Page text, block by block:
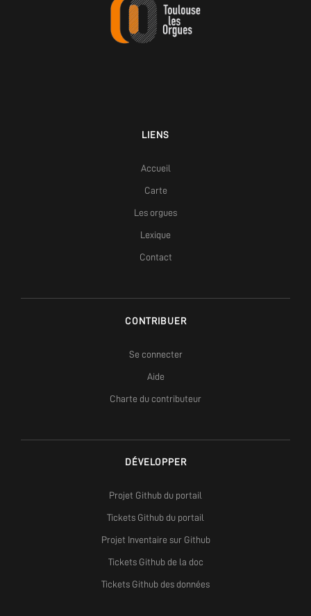
LIENS
Accueil
Carte
Les orgues
Lexique
Contact
CONTRIBUER
Se connecter
Aide
Charte du contributeur
DÉVELOPPER
Projet Github du portail
Tickets Github du portail
Projet Inventaire sur Github
Tickets Github de la doc
Tickets Github des données